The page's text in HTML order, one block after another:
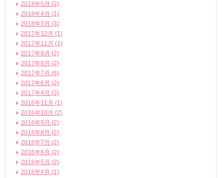
2018年5月 (2)
2018年4月 (1)
2018年3月 (3)
2017年12月 (1)
2017年11月 (1)
2017年9月 (2)
2017年8月 (2)
2017年7月 (6)
2017年6月 (2)
2017年4月 (3)
2016年11月 (1)
2016年10月 (2)
2016年9月 (2)
2016年8月 (2)
2016年7月 (2)
2016年6月 (2)
2016年5月 (2)
2016年4月 (1)